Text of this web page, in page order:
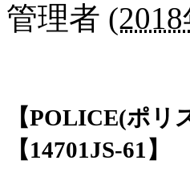
管理者 (
【POLICE(ポ
【14701JS-61】